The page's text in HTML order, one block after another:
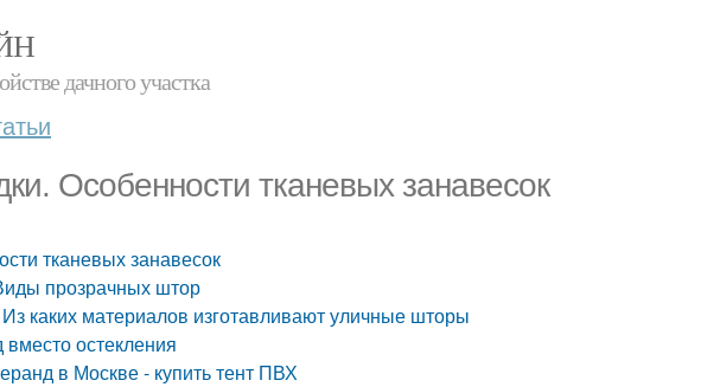
дачного участка
Особенности тканевых занавесок
тканевых занавесок
прозрачных штор
каких материалов изготавливают уличные шторы
остекления
в Москве - купить тент ПВХ